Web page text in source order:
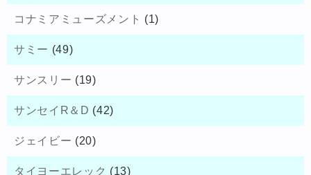
コナミアミューズメント (1)
サミー (49)
サンスリー (19)
サンセイR＆D (42)
ジェイビー (20)
タイヨーエレック (13)